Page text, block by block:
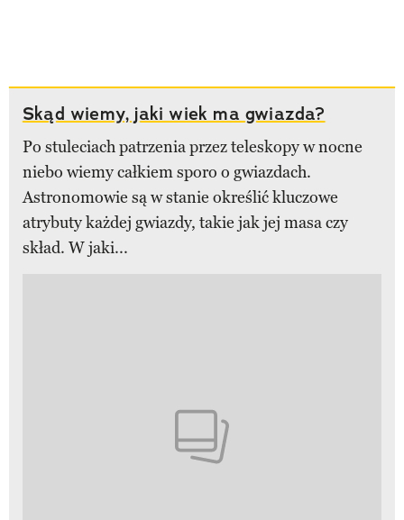
Skąd wiemy, jaki wiek ma gwiazda?
Po stuleciach patrzenia przez teleskopy w nocne
niebo wiemy całkiem sporo o gwiazdach.
Astronomowie są w stanie określić kluczowe
atrybuty każdej gwiazdy, takie jak jej masa czy
skład. W jaki...